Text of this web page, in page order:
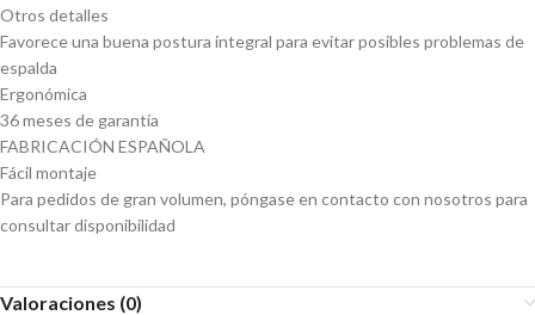
Otros detalles
Favorece una buena postura integral para evitar posibles problemas de
espalda
Ergonómica
36 meses de garantía
FABRICACIÓN ESPAÑOLA
Fácil montaje
Para pedidos de gran volumen, póngase en contacto con nosotros para
consultar disponibilidad
Valoraciones (0)